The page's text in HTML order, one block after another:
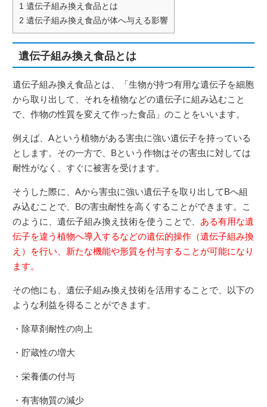
1 遺伝子組み換え食品とは
2 遺伝子組み換え食品が体へ与える影響
遺伝子組み換え食品とは
遺伝子組み換え食品とは、「生物が持つ有用な遺伝子を細胞
から取り出して、それを植物などの遺伝子に組み込むこと
で、作物の性質を変えて作った食品」のことをいいます。
例えば、Aという植物がある害虫に強い遺伝子を持っている
とします。その一方で、Bという作物はその害虫に対しては
耐性がなく、すぐに被害を受けます。
そうした際に、Aから害虫に強い遺伝子を取り出してBへ組
み込むことで、Bの害虫耐性を高くすることができます。こ
のように、遺伝子組み換え技術を使うことで、 ある有用な遺
伝子を違う植物へ導入するなどの遺伝的操作（遺伝子組み換
え）を行い、新たな機能や形質を付与することが可能になり
ます。
その他にも、遺伝子組み換え技術を活用することで、以下の
ような利益を得ることができます。
・除草剤耐性の向上
・貯蔵性の増大
・栄養価の付与
・有害物質の減少